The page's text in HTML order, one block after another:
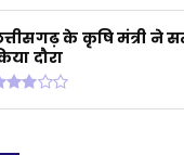
के कृषि मंत्री ने
दौरा